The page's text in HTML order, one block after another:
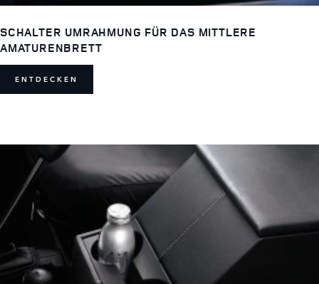
SCHALTER UMRAHMUNG FÜR DAS MITTLERE
AMATURENBRETT
ENTDECKEN